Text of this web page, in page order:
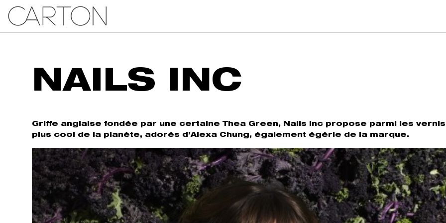
NAILS INC
Griffe anglaise fondée par une certaine Thea Green, Nails Inc propose parmi les
plus cool de la planète, adorés d’Alexa Chung, également égérie de la marque.